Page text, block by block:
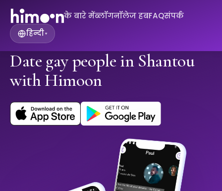
के बारे मेंब्लॉगनॉलेज हबFAQसंपर्क
हिन्दी▾
Date gay people in Shantou
with Himoon